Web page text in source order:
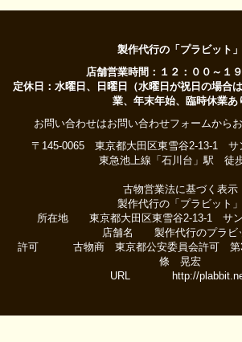
製作代行の「プラビット」
店舗営業時間：１２：００～１
定休日：水曜日、日曜日（水曜日が祝日の場合
業、年末年始、臨時休業あ
お問い合わせはお問い合わせフォームから
〒145-0065 東京都大田区東雪谷2-13-1 サ
東急池上線「石川台」駅 徒
古物営業法に基づく表示
製作代行の「プラビット」
所在地 東京都大田区東雪谷2-13-1 サン
店舗名 製作代行のプラビ
許可 古物商 東京都公安委員会許可 第
條 晃宏
URL http://